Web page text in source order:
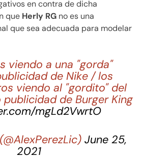
en contra de dicha
que Herly RG no es una
que sea adecuada para modelar
viendo a una "gorda"
de Nike / los
viendo al "gordito" del
de Burger King
mgLd2VwrtO
June 25,
2021